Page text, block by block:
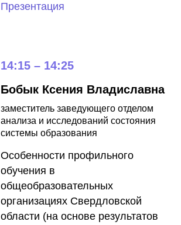
Презентация
14:15 – 14:25
Бобык Ксения Владиславна
заместитель заведующего отделом
анализа и исследований состояния
системы образования
Особенности профильного
обучения в
общеобразовательных
организациях Свердловской
области (на основе результатов